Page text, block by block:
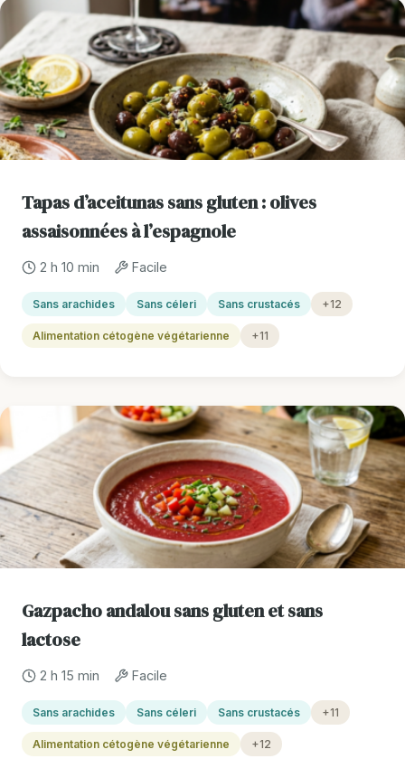
Tapas d’aceitunas sans gluten : olives
assaisonnées à l’espagnole
2 h 10 min Facile
Sans arachides Sans céleri Sans crustacés +12
Alimentation cétogène végétarienne +11
Gazpacho andalou sans gluten et sans
lactose
2 h 15 min Facile
Sans arachides Sans céleri Sans crustacés +11
Alimentation cétogène végétarienne +12